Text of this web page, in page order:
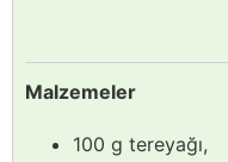
Malzemeler
100 g tereyağı,